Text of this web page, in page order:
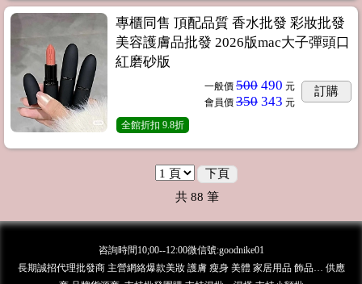
專櫃同售 頂配品質 香水批發 彩妝批發
美容護膚品批發 2026版mac大子彈頭口
紅磨砂版
一般價 500 490 元
會員價 350 343 元
訂購
全館折扣 9.8折
下頁
共 88 筆
咨詢時間10;00--12:00微信號:goodnike01
長期誠招代理批發商 主營網絡爆款美妝 護膚 瘦身 美體 家居用品 飾品… 供應